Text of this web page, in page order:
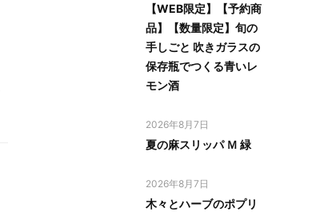
【WEB限定】【予約商
品】【数量限定】旬の
手しごと 吹きガラスの
保存瓶でつくる青いレ
モン酒
2026年8月7日
夏の麻スリッパ Ｍ 緑
2026年8月7日
木々とハーブのポプリ